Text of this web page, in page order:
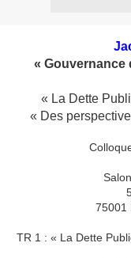
« Gouvernance
« La Dette
« Des
75001
TR 1 : « La Dette